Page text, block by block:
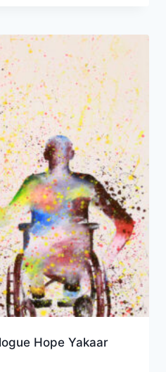
Hope Yakaar